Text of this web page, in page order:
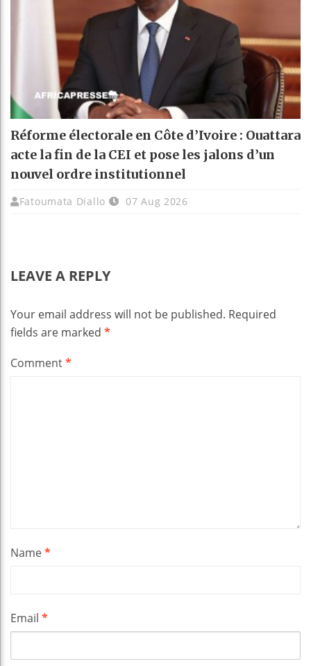
Réforme électorale en Côte d’Ivoire : Ouattara
acte la fin de la CEI et pose les jalons d’un
nouvel ordre institutionnel
Fatoumata Diallo 07 Aug 2026
LEAVE A REPLY
Your email address will not be published. Required
fields are marked *
Comment*
Name*
Email *